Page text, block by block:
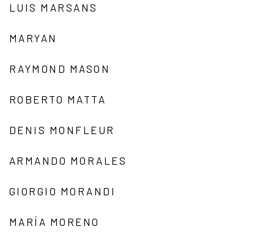
LUIS MARSANS
MARYAN
RAYMOND MASON
ROBERTO MATTA
DENIS MONFLEUR
ARMANDO MORALES
GIORGIO MORANDI
MARÍA MORENO